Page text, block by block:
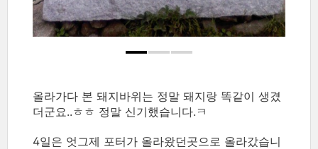
올라가다 본 돼지바위는 정말 돼지랑 똑같이 생겼
더군요..ㅎㅎ 정말 신기했습니다.ㅋ
4일은 엇그제 포터가 올라왔던곳으로 올라갔습니